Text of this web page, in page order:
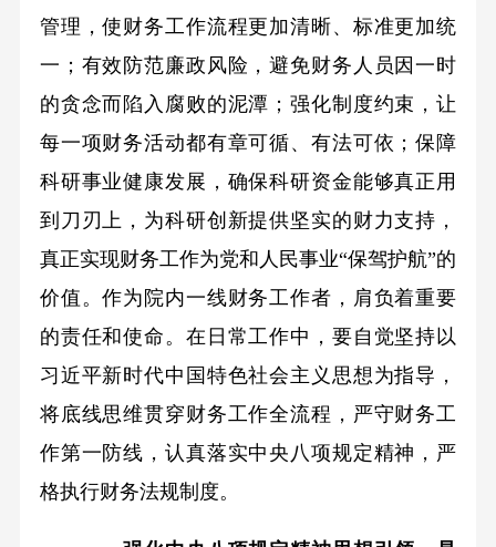
管理，使财务工作流程更加清晰、标准更加统
一；有效防范廉政风险，避免财务人员因一时
的贪念而陷入腐败的泥潭；强化制度约束，让
每一项财务活动都有章可循、有法可依；保障
科研事业健康发展，确保科研资金能够真正用
到刀刃上，为科研创新提供坚实的财力支持，
真正实现财务工作为党和人民事业“保驾护航”的
价值。作为院内一线财务工作者，肩负着重要
的责任和使命。在日常工作中，要自觉坚持以
习近平新时代中国特色社会主义思想为指导，
将底线思维贯穿财务工作全流程，严守财务工
作第一防线，认真落实中央八项规定精神，严
格执行财务法规制度。